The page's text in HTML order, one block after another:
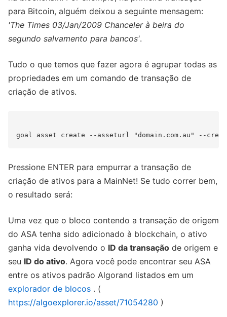
para Bitcoin, alguém deixou a seguinte mensagem:
'The Times 03/Jan/2009 Chanceler à beira do
segundo salvamento para bancos'.
Tudo o que temos que fazer agora é agrupar todas as
propriedades em um comando de transação de
criação de ativos.
Pressione ENTER para empurrar a transação de
criação de ativos para a MainNet! Se tudo correr bem,
o resultado será:
Uma vez que o bloco contendo a transação de origem
do ASA tenha sido adicionado à blockchain, o ativo
ganha vida devolvendo o ID da transação de origem e
seu ID do ativo. Agora você pode encontrar seu ASA
entre os ativos padrão Algorand listados em um
explorador de blocos . (
https://algoexplorer.io/asset/71054280 )